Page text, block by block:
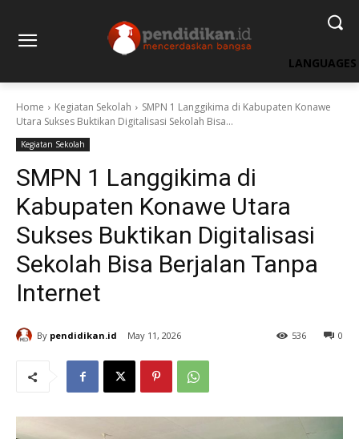
LANGUAGES
Home Kegiatan Sekolah
SMPN 1 Langgikima di Kabupaten Konawe
Utara Sukses Buktikan Digitalisasi Sekolah Bisa...
Kegiatan Sekolah
SMPN 1 Langgikima di
Kabupaten Konawe Utara
Sukses Buktikan Digitalisasi
Sekolah Bisa Berjalan Tanpa
Internet
By pendidikan.id May 11, 2026 0
536